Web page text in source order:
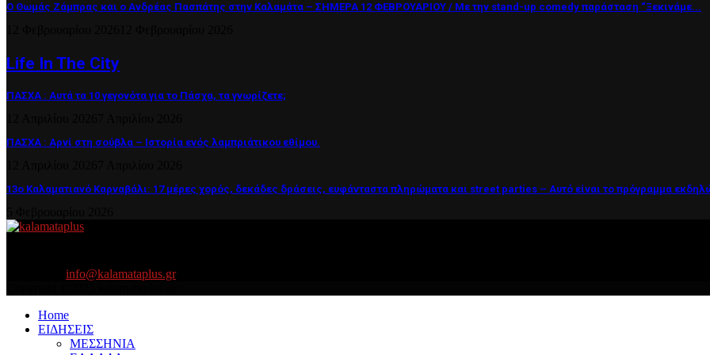
Ο Θωμάς Ζάμπρας και ο Ανδρέας Πασπάτης στην Καλαμάτα – ΣΗΜΕΡΑ 12 ΦΕΒΡΟΥΑΡΙΟΥ / Με την stand-up comedy παράσταση “Ξεκινάμε...
Life In The City
ΠΑΣΧΑ : Αυτά τα 10 γεγονότα για το Πάσχα, τα γνωρίζετε;
ΠΑΣΧΑ : Αρνί στη σούβλα – Ιστορία ενός λαμπριάτικου εθίμου.
13ο Καλαματιανό Καρναβάλι: 17 μέρες χορός, δεκάδες δράσεις, ευφάνταστα πληρώματα και street parties – Αυτό είναι το πρόγραμμα
info@kalamataplus.gr
Home
ΕΙΔΗΣΕΙΣ
ΜΕΣΣΗΝΙΑ